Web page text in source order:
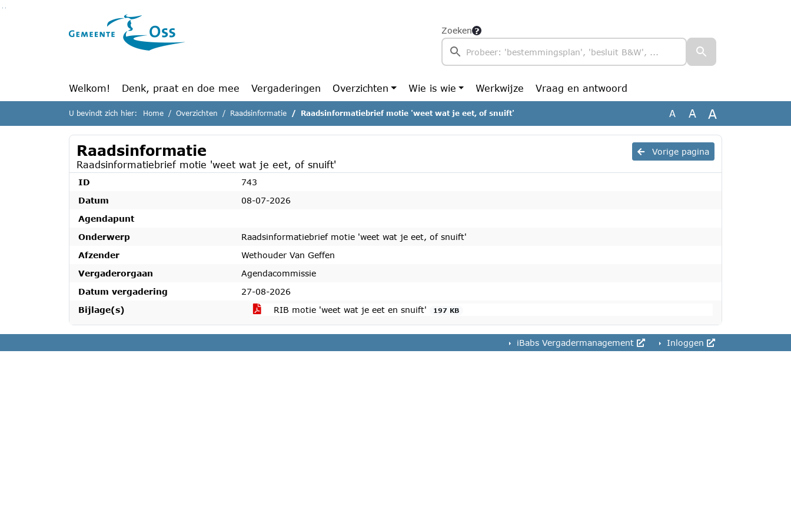
Ga naar de inhoud van deze pagina
Zoeken
Welkom! Denk, praat en doe mee Vergaderingen Overzichten Wie is wie Werkwijze Vraag en antwoord
U bevindt zich hier: Home Overzichten Raadsinformatie Raadsinformatiebrief motie 'weet wat je eet, of snuift' A A A
Vorige pagina
Raadsinformatie
Raadsinformatiebrief motie 'weet wat je eet, of snuift'
ID
743
Datum
08-07-2026
Agendapunt
Onderwerp
Raadsinformatiebrief motie 'weet wat je eet, of snuift'
Afzender
Wethouder Van Geffen
Vergaderorgaan
Agendacommissie
Datum vergadering
27-08-2026
Bijlage(s)
RIB motie 'weet wat je eet en snuift' 197 KB
iBabs Vergadermanagement Inloggen